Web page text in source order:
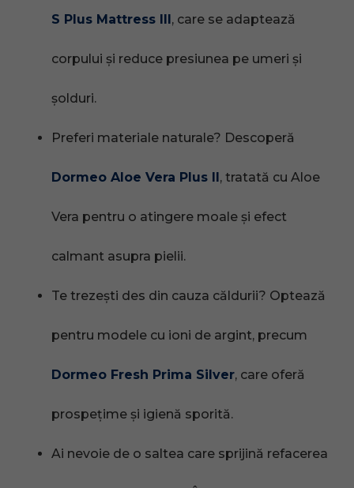
S Plus Mattress III, care se adaptează
corpului și reduce presiunea pe umeri și
șolduri.
Preferi materiale naturale? Descoperă
Dormeo Aloe Vera Plus II, tratată cu Aloe
Vera pentru o atingere moale și efect
calmant asupra pielii.
Te trezești des din cauza căldurii? Optează
pentru modele cu ioni de argint, precum
Dormeo Fresh Prima Silver, care oferă
prospețime și igienă sporită.
Ai nevoie de o saltea care sprijină refacerea